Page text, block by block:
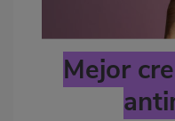
Mejor